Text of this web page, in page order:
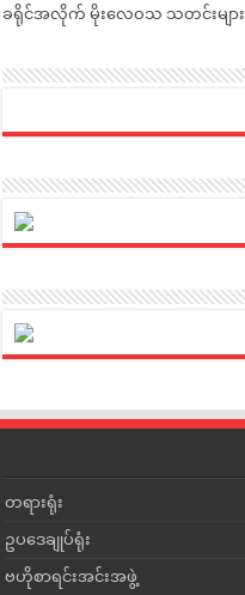
ခရိုင်အလိုက် မိုးလေဝသ သတင်းများ
တရားရုံး
ဥပဒေချုပ်ရုံး
ဗဟိုစာရင်းအင်းအဖွဲ့